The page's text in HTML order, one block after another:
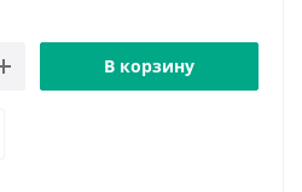
В корзину